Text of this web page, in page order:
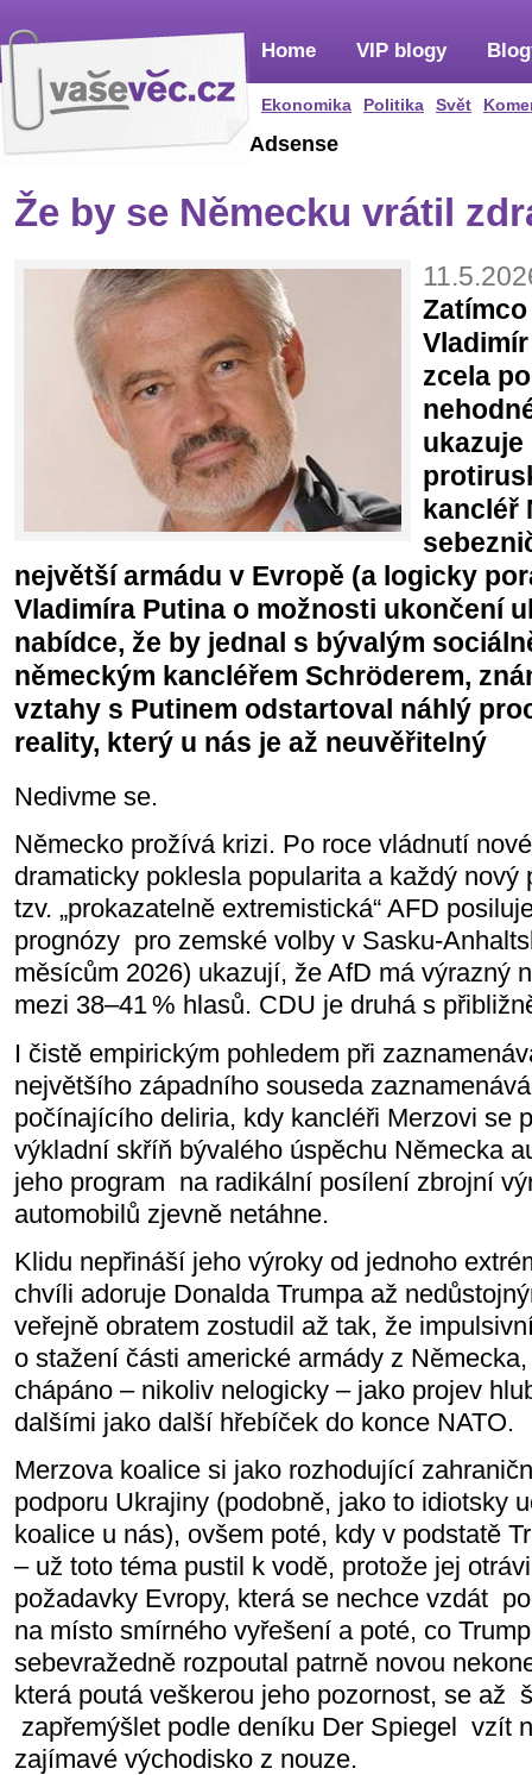
Home
Ekonomika Politika Svět
VIP blogy
Adsense
Že by se Německu vrátil
zcela
ukazuje
kancléř
největší armádu v Evropě (a logicky
Vladimíra Putina o možnosti ukončení
nabídce, že by jednal s bývalým
německým kancléřem Schröderem,
vztahy s Putinem odstartoval náhlý
reality, který u nás je až neuvěřitelný
Nedivme se.
Německo prožívá krizi. Po roce vládnutí
dramaticky poklesla popularita a každý nový
tzv. „prokazatelně extremistická“ AFD
prognózy pro zemské volby v
měsícům 2026) ukazují, že AfD má výrazný
mezi 38–41 % hlasů. CDU je druhá s
I čistě empirickým pohledem při
největšího západního souseda
počínajícího deliria, kdy kancléři Merzovi se
výkladní skříň bývalého úspěchu Německa
jeho program na radikální posílení zbrojní
automobilů zjevně netáhne.
Klidu nepřináší jeho výroky od jednoho
chvíli adoruje Donalda Trumpa až
veřejně obratem zostudil až tak, že
o stažení části americké armády z
chápáno – nikoliv nelogicky – jako projev
dalšími jako další hřebíček do konce NATO.
Merzova koalice si jako rozhodující
podporu Ukrajiny (podobně, jako to idiotsky
koalice u nás), ovšem poté, kdy v podstatě
– už toto téma pustil k vodě, protože jej
požadavky Evropy, která se nechce vzdát
na místo smírného vyřešení a poté, co
sebevražedně rozpoutal patrně novou
která poutá veškerou jeho pozornost, se až
zapřemýšlet podle deníku Der Spiegel vzít
zajímavé východisko z nouze.